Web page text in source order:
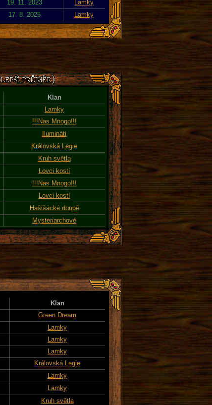
19. 11. 2023
Lamky
17. 8. 2025 Lamky
Klan
Lamky
!!!Nas Mnogo!!!
Ilumináti
Královská Legie
Kruh světla
Lovci kostí
!!!Nas Mnogo!!!
Lovci kostí
Hašišácké doupě
Mysteriarchové
Klan
Green Dream
Lamky
Lamky
Lamky
Královská Legie
Lamky
Lamky
Kruh světla